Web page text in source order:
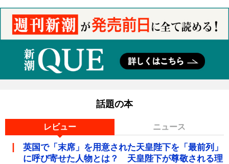
話題の本
レビュー ニュース
英国で「末席」を用意された天皇陛下を「最前列」
に呼び寄せた人物とは？ 天皇陛下が尊敬される理